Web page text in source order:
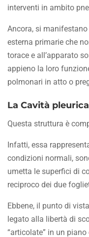
interventi in ambito
Ancora, si
esterna primarie che
torace e all’apparato
appieno la loro
polmonari in atto o
La Cavità pleurica
Questa struttura è
Infatti, essa
condizioni normali,
umetta le superfici di
reciproco dei due
Ebbene, il punto di
legato alla libertà di
“articolate” in un